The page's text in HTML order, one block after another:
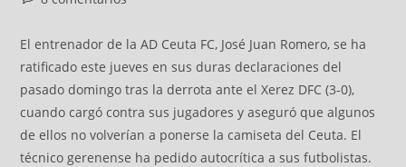
El entrenador de la AD Ceuta FC, José Juan Romero, se ha
ratificado este jueves en sus duras declaraciones del
pasado domingo tras la derrota ante el Xerez DFC (3-0),
cuando cargó contra sus jugadores y aseguró que algunos
de ellos no volverían a ponerse la camiseta del Ceuta. El
técnico gerenense ha pedido autocrítica a sus futbolistas.